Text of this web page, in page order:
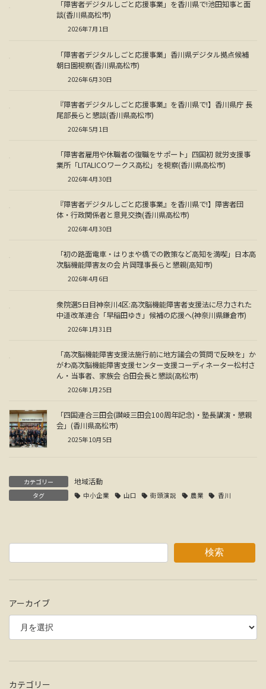
「障害者デジタルしごと応援事業」を香川県で!池田知事と面
談(香川県高松市)
2026年7月1日
「障害者デジタルしごと応援事業」香川県デジタル拠点候補
朝日園視察(香川県高松市)
2026年6月30日
『障害者デジタルしごと応援事業』を香川県で!】香川県庁 長
尾部長らと懇談(香川県高松市)
2026年5月1日
「障害者雇用や休職者の復職をサポート」四国初 就労支援事
業所「LITALICOワークス高松」を視察(香川県高松市)
2026年4月30日
『障害者デジタルしごと応援事業』を香川県で!】障害者団
体・行政関係者と意見交換(香川県高松市)
2026年4月30日
「初の路面電車・はりまや橋での散策など高知を満喫」日本高
次脳機能障害友の会 片岡理事長らと懇親(高知市)
2026年4月6日
衆院選5日目神奈川4区:高次脳機能障害者支援法に尽力された
中道改革連合「早稲田ゆき」候補の応援へ(神奈川県鎌倉市)
2026年1月31日
「高次脳機能障害支援法施行前に地方議会の質問で反映を」か
がわ高次脳機能障害支援センター支援コーディネーター松村さ
ん・当事者、家族会 合田会長と懇談(高松市)
2026年1月25日
「四国連合三田会(讃岐三田会100周年記念)・塾長講演・懇親
会」(香川県高松市)
2025年10月5日
カテゴリー 地域活動
タグ 中小企業 山口 街頭演説 農業 香川
検索
アーカイブ
カテゴリー